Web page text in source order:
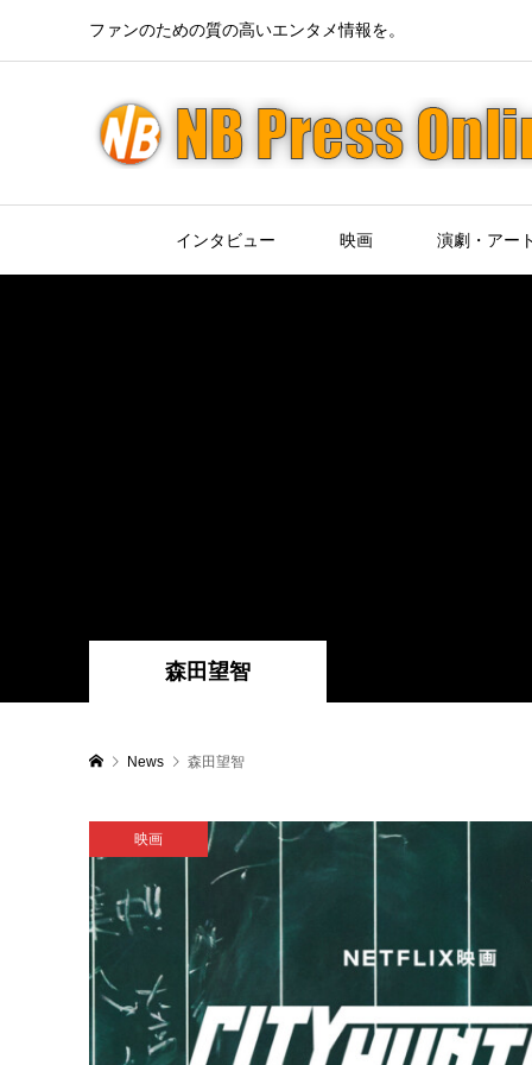
ファンのための質の高いエンタメ情報を。
インタビュー 映画 演劇・アー
森田望智
News 森田望智
映画